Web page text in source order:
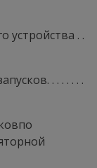
устройства . .
. . . . . . .